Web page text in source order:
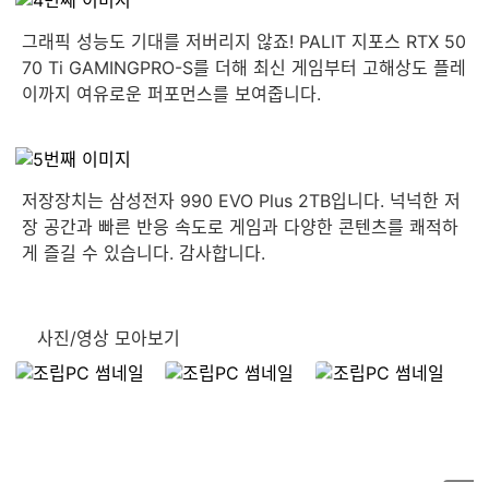
그래픽 성능도 기대를 저버리지 않죠! PALIT 지포스 RTX 50
70 Ti GAMINGPRO-S를 더해 최신 게임부터 고해상도 플레
이까지 여유로운 퍼포먼스를 보여줍니다.
저장장치는 삼성전자 990 EVO Plus 2TB입니다. 넉넉한 저
장 공간과 빠른 반응 속도로 게임과 다양한 콘텐츠를 쾌적하
게 즐길 수 있습니다. 감사합니다.
사진/영상 모아보기